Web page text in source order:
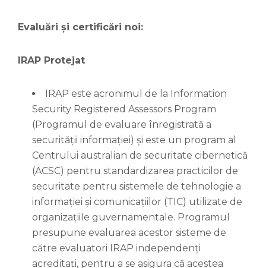
Evaluări și certificări noi:
IRAP Protejat
IRAP este acronimul de la Information
Security Registered Assessors Program
(Programul de evaluare înregistrată a
securității informației) și este un program al
Centrului australian de securitate cibernetică
(ACSC) pentru standardizarea practicilor de
securitate pentru sistemele de tehnologie a
informației și comunicațiilor (TIC) utilizate de
organizațiile guvernamentale. Programul
presupune evaluarea acestor sisteme de
către evaluatori IRAP independenți
acreditați, pentru a se asigura că acestea